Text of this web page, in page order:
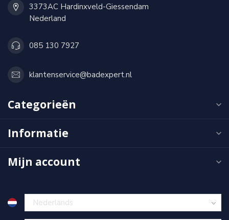
3373AC Hardinxveld-Giessendam
Nederland
085 130 7927
klantenservice@badexpert.nl
Categorieën
Informatie
Mijn account